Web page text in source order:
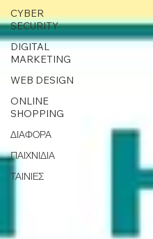
CYBER
SECURITY
DIGITAL
MARKETING
WEB DESIGN
ONLINE
SHOPPING
ΔΙΑΦΟΡΑ
ΠΑΙΧΝΙΔΙΑ
ΤΑΙΝΙΕΣ